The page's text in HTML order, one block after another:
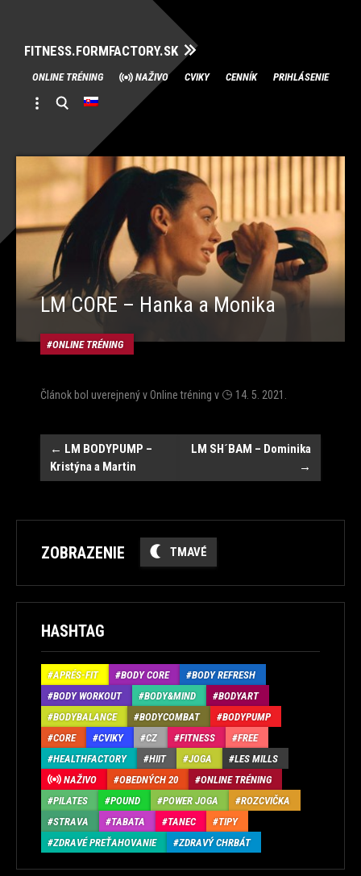
FITNESS.FORMFACTORY.SK
Skip
to
content
ONLINE TRÉNING NAŽIVO CVIKY CENNÍK PRIHLÁSENIE
LM CORE – Hanka a Monika
ONLINE TRÉNING
Článok bol uverejnený vOnline tréning v 14. 5. 2021
Post
navigation
← LM BODYPUMP –
Kristýna a Martin
LM SH´BAM – Dominika
→
ZOBRAZENIE TMAVÉ
HASHTAG
APRÉS-FIT BODY CORE
BODY REFRESH
BODY WORKOUT
BODY&MIND
BODYART
BODYBALANCE
BODYCOMBAT
BODYPUMP
CORE
CVIKY CZ FITNESS
FREE
HEALTHFACTORY
HIIT JOGA
LES MILLS
NAŽIVO
OBEDNÝCH 20
ONLINE TRÉNING
PILATES
POUND POWER JOGA
ROZCVIČKA
STRAVA
TABATA TANEC
TIPY
ZDRAVÉ PREŤAHOVANIE
ZDRAVÝ CHRBÁT